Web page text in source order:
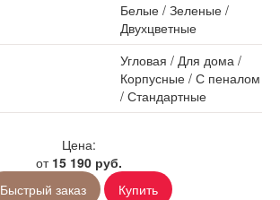
Белые/ Зеленые/
Двухцветные
Угловая / Для дома/
Корпусные/ С пеналом
/ Стандартные
Цена:
от 15 190 руб.
Быстрый заказ
Купить